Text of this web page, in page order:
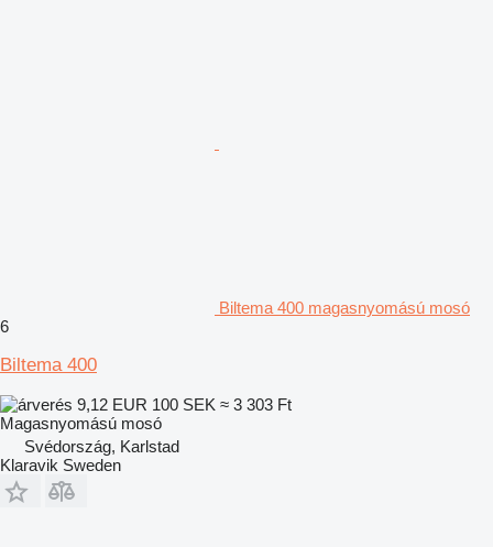
Biltema 400 magasnyomású mosó
6
Biltema 400
9,12 EUR 100 SEK ≈ 3 303 Ft
Magasnyomású mosó
Svédország, Karlstad
Klaravik Sweden